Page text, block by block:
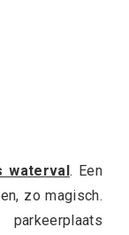
waterval. Een
zo magisch.